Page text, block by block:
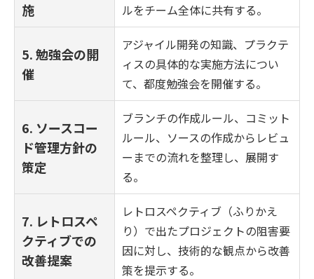
施
ルをチーム全体に共有する。
5. 勉強会の開
催
アジャイル開発の知識、プラクテ
ィスの具体的な実施方法につい
て、都度勉強会を開催する。
6. ソースコー
ド管理方針の
策定
ブランチの作成ルール、コミット
ルール、ソースの作成からレビュ
ーまでの流れを整理し、展開す
る。
7. レトロスペ
クティブでの
改善提案
レトロスペクティブ（ふりかえ
り）で出たプロジェクトの阻害要
因に対し、技術的な観点から改善
策を提示する。